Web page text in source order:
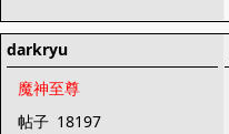
darkryu
魔神至尊
帖子 18197